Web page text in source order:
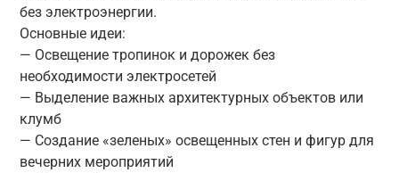
без электроэнергии.
Основные идеи:
— Освещение тропинок и дорожек без
необходимости электросетей
— Выделение важных архитектурных объектов или
клумб
— Создание «зеленых» освещенных стен и фигур для
вечерних мероприятий